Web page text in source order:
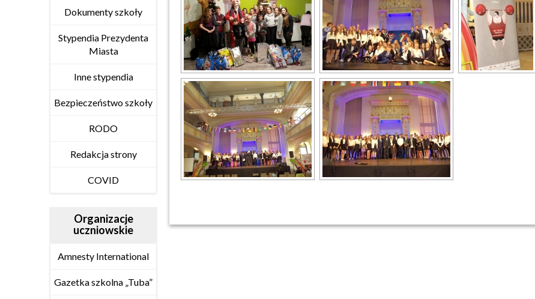
Dokumenty szkoły
Stypendia Prezydenta
Miasta
Inne stypendia
Bezpieczeństwo szkoły
RODO
Redakcja strony
COVID
Organizacje
uczniowskie
Amnesty International
Gazetka szkolna „Tuba”